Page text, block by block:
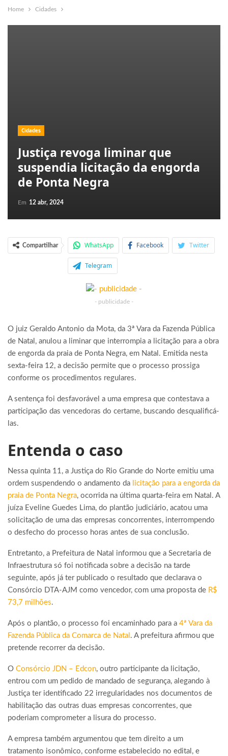
Home Cidades
Cidades
Justiça revoga liminar que
suspendia licitação da engorda
de Ponta Negra
Em 12 abr, 2024
Compartilhar WhatsApp Facebook Twitter
Telegram
- publicidade -
O juiz Geraldo Antonio da Mota, da 3ª Vara da Fazenda Pública
de Natal, anulou a liminar que interrompia a licitação para a obra
de engorda da praia de Ponta Negra, em Natal. Emitida nesta
sexta-feira 12, a decisão permite que o processo prossiga
conforme os procedimentos regulares.
A sentença foi desfavorável a uma empresa que contestava a
participação das vencedoras do certame, buscando desqualificá-
las.
Entenda o caso
Nessa quinta 11, a Justiça do Rio Grande do Norte emitiu uma
ordem suspendendo o andamento da licitação para a engorda da
praia de Ponta Negra, ocorrida na última quarta-feira em Natal. A
juíza Eveline Guedes Lima, do plantão judiciário, acatou uma
solicitação de uma das empresas concorrentes, interrompendo
o desfecho do processo horas antes de sua conclusão.
Entretanto, a Prefeitura de Natal informou que a Secretaria de
Infraestrutura só foi notificada sobre a decisão na tarde
seguinte, após já ter publicado o resultado que declarava o
Consórcio DTA-AJM como vencedor, com uma proposta de R$
73,7 milhões.
Após o plantão, o processo foi encaminhado para a 4ª Vara da
Fazenda Pública da Comarca de Natal . A prefeitura afirmou que
pretende recorrer da decisão.
O Consórcio JDN – Edcon, outro participante da licitação,
entrou com um pedido de mandado de segurança, alegando à
Justiça ter identificado 22 irregularidades nos documentos de
habilitação das outras duas empresas concorrentes, que
poderiam comprometer a lisura do processo.
A empresa também argumentou que tem direito a um
tratamento isonômico, conforme estabelecido no edital, e